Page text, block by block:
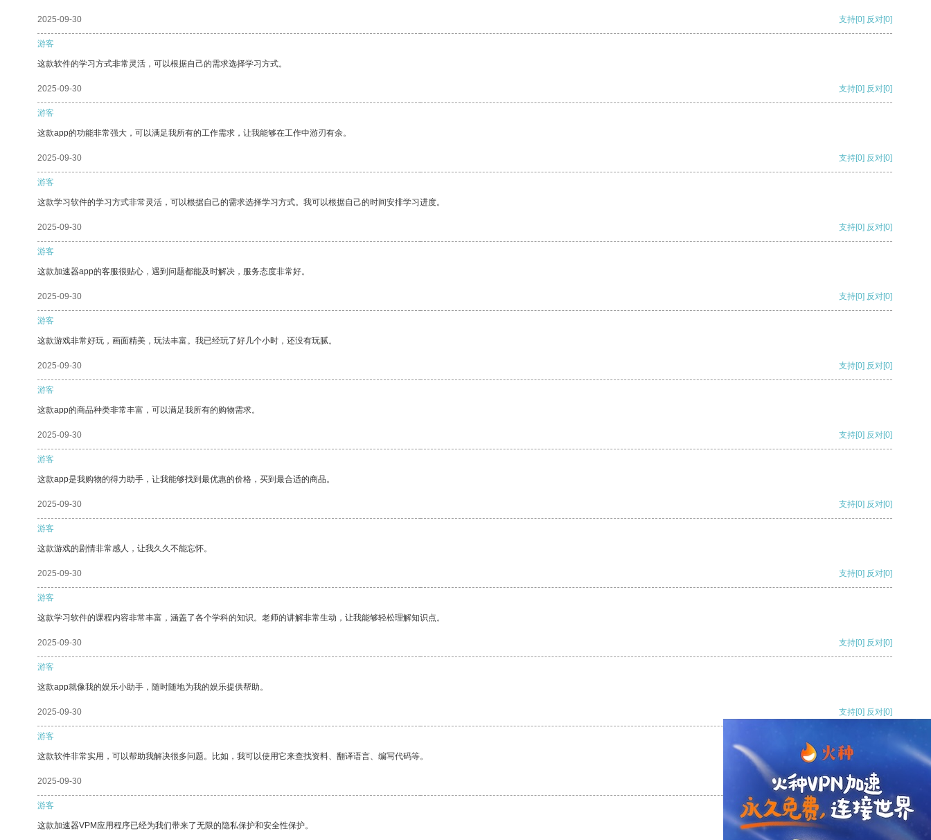
2025-09-30 支持[0] 反对[0]
游客
这款软件的学习方式非常灵活，可以根据自己的需求选择学习方式。
2025-09-30 支持[0] 反对[0]
游客
这款app的功能非常强大，可以满足我所有的工作需求，让我能够在工作中游刃有余。
2025-09-30 支持[0] 反对[0]
游客
这款学习软件的学习方式非常灵活，可以根据自己的需求选择学习方式。我可以根据自己的时间安排学习进度。
2025-09-30 支持[0] 反对[0]
游客
这款加速器app的客服很贴心，遇到问题都能及时解决，服务态度非常好。
2025-09-30 支持[0] 反对[0]
游客
这款游戏非常好玩，画面精美，玩法丰富。我已经玩了好几个小时，还没有玩腻。
2025-09-30 支持[0] 反对[0]
游客
这款app的商品种类非常丰富，可以满足我所有的购物需求。
2025-09-30 支持[0] 反对[0]
游客
这款app是我购物的得力助手，让我能够找到最优惠的价格，买到最合适的商品。
2025-09-30 支持[0] 反对[0]
游客
这款游戏的剧情非常感人，让我久久不能忘怀。
2025-09-30 支持[0] 反对[0]
游客
这款学习软件的课程内容非常丰富，涵盖了各个学科的知识。老师的讲解非常生动，让我能够轻松理解知识点。
2025-09-30 支持[0] 反对[0]
游客
这款app就像我的娱乐小助手，随时随地为我的娱乐提供帮助。
2025-09-30 支持[0] 反对[0]
游客
这款软件非常实用，可以帮助我解决很多问题。比如，我可以使用它来查找资料、翻译语言、编写代码等。
2025-09-30 支持[0] 反对
游客
这款加速器VPM应用程序已经为我们带来了无限的隐私保护和安全性保护。